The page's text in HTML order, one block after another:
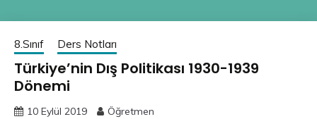
8.Sınıf Ders Notları
Türkiye’nin Dış Politikası 1930-1939
Dönemi
10 Eylül 2019 Öğretmen